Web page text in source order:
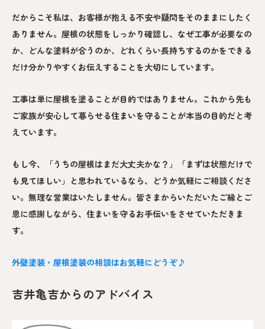
だからこそ私は、お客様が抱える不安や疑問をそのままにしたく
ありません。屋根の状態をしっかり確認し、なぜ工事が必要なの
か、どんな塗料が合うのか、どれくらい長持ちするのかをできる
だけ分かりやすくお伝えすることを大切にしています。
工事は単に屋根を塗ることが目的ではありません。これから先も
ご家族が安心して暮らせる住まいを守ることが本当の目的だと考
えています。
もし今、「うちの屋根はまだ大丈夫かな？」「まずは状態だけで
も見てほしい」と思われているなら、どうか気軽にご相談くださ
い。無理な営業はいたしません。皆さまからいただいたご縁とご
恩に感謝しながら、住まいを守るお手伝いをさせていただきま
す。
外壁塗装・屋根塗装の相談はお気軽にどうぞ♪
吉井亀吉からのアドバイス